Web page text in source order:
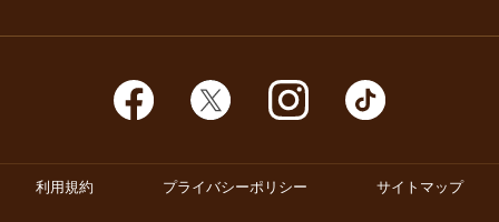
利用規約 プライバシーポリシー サイトマップ